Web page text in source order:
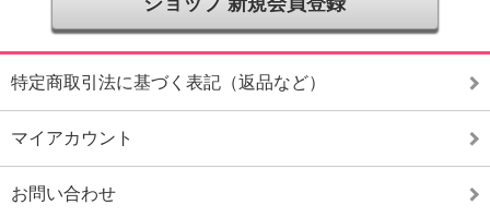
特定商取引法に基づく表記（返品など）
マイアカウント
お問い合わせ